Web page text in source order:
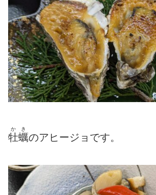
牡蠣
かき
のアヒージョです。